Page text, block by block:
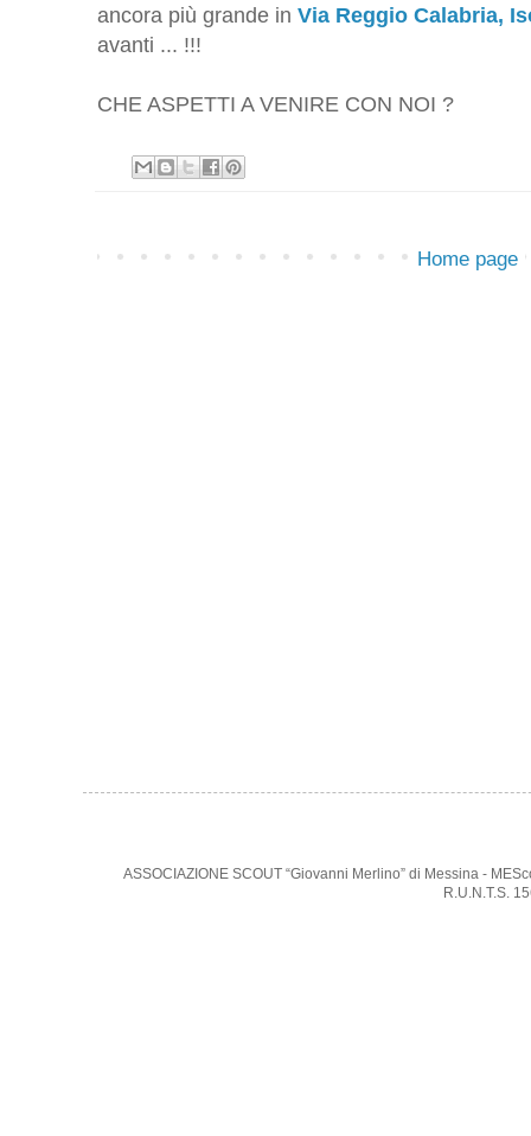
ancora più grande in Via Reggio Calabria,
avanti ... !!!
CHE ASPETTI A VENIRE CON NOI ?
Home page
ASSOCIAZIONE SCOUT “Giovanni Merlino” di Messina -
R.U.N.T.S.